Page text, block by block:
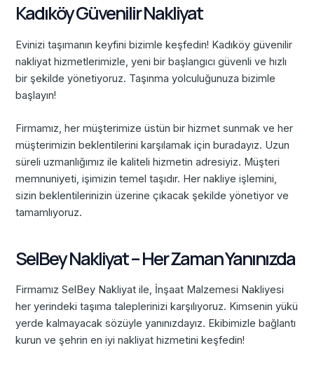
Kadıköy Güvenilir Nakliyat
Evinizi taşımanın keyfini bizimle keşfedin! Kadıköy güvenilir
nakliyat hizmetlerimizle, yeni bir başlangıcı güvenli ve hızlı
bir şekilde yönetiyoruz. Taşınma yolculuğunuza bizimle
başlayın!
Firmamız, her müşterimize üstün bir hizmet sunmak ve her
müşterimizin beklentilerini karşılamak için buradayız. Uzun
süreli uzmanlığımız ile kaliteli hizmetin adresiyiz. Müşteri
memnuniyeti, işimizin temel taşıdır. Her nakliye işlemini,
sizin beklentilerinizin üzerine çıkacak şekilde yönetiyor ve
tamamlıyoruz.
SelBey Nakliyat – Her Zaman Yanınızda
Firmamız SelBey Nakliyat ile, İnşaat Malzemesi Nakliyesi
her yerindeki taşıma taleplerinizi karşılıyoruz. Kimsenin yükü
yerde kalmayacak sözüyle yanınızdayız. Ekibimizle bağlantı
kurun ve şehrin en iyi nakliyat hizmetini keşfedin!